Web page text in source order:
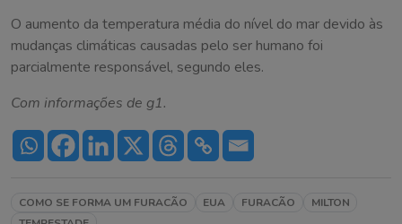
O aumento da temperatura média do nível do mar devido às
mudanças climáticas causadas pelo ser humano foi
parcialmente responsável, segundo eles.
Com informações de g1.
COMO SE FORMA UM FURACÃO EUA FURACÃO
MILTON